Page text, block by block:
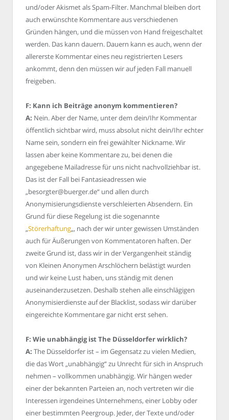
und/oder Akismet als Spam-Filter. Manchmal bleiben dort
auch erwünschte Kommentare aus verschiedenen
Gründen hängen, und die müssen von Hand freigeschaltet
werden. Das kann dauern. Dauern kann es auch, wenn der
allererste Kommentar eines neu registrierten Lesers
ankommt, denn den müssen wir auf jeden Fall manuell
freigeben.
F: Kann ich Beiträge anonym kommentieren?
A: Nein. Aber der Name, unter dem dein/Ihr Kommentar
öffentlich sichtbar wird, muss absolut nicht dein/Ihr echter
Name sein, sondern ein frei gewählter Nickname. Wir
lassen aber keine Kommentare zu, bei denen die
angegebene Mailadresse für uns nicht nachvollziehbar ist.
Das ist der Fall bei Fantasieadressen wie
„besorgter@buerger.de“ und allen durch
Anonymisierungsdienste verschleierten Absendern. Ein
Grund für diese Regelung ist die sogenannte
„Störerhaftung„, nach der wir unter gewissen Umständen
auch für Äußerungen von Kommentatoren haften. Der
zweite Grund ist, dass wir in der Vergangenheit ständig
von Kleinen Anonymen Arschlöchern belästigt wurden
und wir keine Lust haben, uns ständig mit denen
auseinanderzusetzen. Deshalb stehen alle einschlägigen
Anonymisierdienste auf der Blacklist, sodass wir darüber
eingereichte Kommentare gar nicht erst sehen.
F: Wie unabhängig ist The Düsseldorfer wirklich?
A: The Düsseldorfer ist – im Gegensatz zu vielen Medien,
die das Wort „unabhängig“ zu Unrecht für sich in Anspruch
nehmen – vollkommen unabhängig. Wir hängen weder
einer der bekannten Parteien an, noch vertreten wir die
Interessen irgendeines Unternehmens, einer Lobby oder
einer bestimmten Peergroup. Jeder, der Texte und/oder